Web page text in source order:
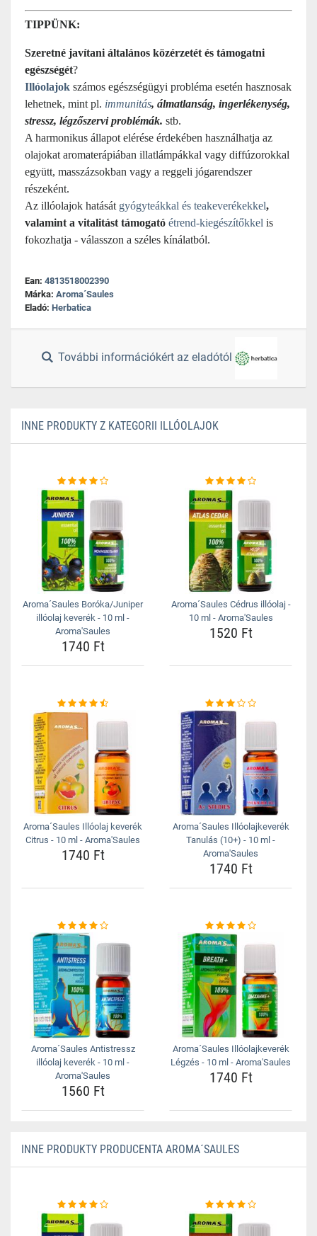
TIPPÜNK:
Szeretné javítani általános közérzetét és támogatni
egészségét?
Illóolajok számos egészségügyi probléma esetén hasznosak
lehetnek, mint pl. immunitás, álmatlanság, ingerlékenység,
stressz, légzőszervi problémák. stb.
A harmonikus állapot elérése érdekében használhatja az
olajokat aromaterápiában illatlámpákkal vagy diffúzorokkal
együtt, masszázsokban vagy a reggeli jógarendszer
részeként.
Az illóolajok hatását gyógyteákkal és teakeverékekkel,
valamint a vitalitást támogató étrend-kiegészítőkkel is
fokozhatja - válasszon a széles kínálatból.
Ean: 4813518002390
Márka: Aroma´Saules
Eladó: Herbatica
További információkért az eladótól
INNE PRODUKTY Z KATEGORII ILLÓOLAJOK
Aroma´Saules Boróka/Juniper
illóolaj keverék - 10 ml -
Aroma'Saules
1740 Ft
Aroma´Saules Cédrus illóolaj -
10 ml - Aroma'Saules
1520 Ft
Aroma´Saules Illóolaj keverék
Citrus - 10 ml - Aroma'Saules
1740 Ft
Aroma´Saules Illóolajkeverék
Tanulás (10+) - 10 ml -
Aroma'Saules
1740 Ft
Aroma´Saules Antistressz
illóolaj keverék - 10 ml -
Aroma'Saules
1560 Ft
Aroma´Saules Illóolajkeverék
Légzés - 10 ml - Aroma'Saules
1740 Ft
INNE PRODUKTY PRODUCENTA AROMA´SAULES